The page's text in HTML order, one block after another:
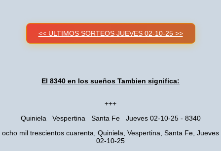
<< ULTIMOS SORTEOS JUEVES 02-10-25 >>
El 8340 en los sueños Tambien significa:
+++
Quiniela Vespertina Santa Fe Jueves 02-10-25 - 8340
ocho mil trescientos cuarenta, Quiniela, Vespertina, Santa Fe, Jueves
02-10-25